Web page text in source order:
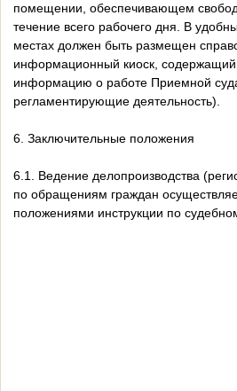
помещении, обеспечивающем
течение всего рабочего дня. В
местах должен быть размещен
информационный киоск,
информацию о работе Приемной
регламентирующие деятельность).
6. Заключительные положения
6.1. Ведение делопроизводства
по обращениям граждан
положениями инструкции по